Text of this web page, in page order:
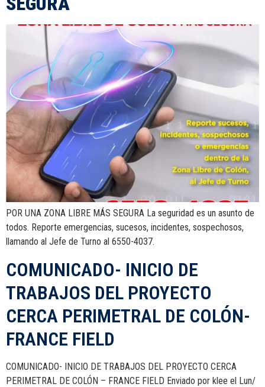
POR UNA ZONA LIBRE MÁS SEGURA La seguridad es un asunto de
todos. Reporte emergencias, sucesos, incidentes, sospechosos,
llamando al Jefe de Turno al 6550-4037.
COMUNICADO- INICIO DE
TRABAJOS DEL PROYECTO
CERCA PERIMETRAL DE COLÓN-
FRANCE FIELD
COMUNICADO- INICIO DE TRABAJOS DEL PROYECTO CERCA
PERIMETRAL DE COLÓN – FRANCE FIELD Enviado por klee el Lun/